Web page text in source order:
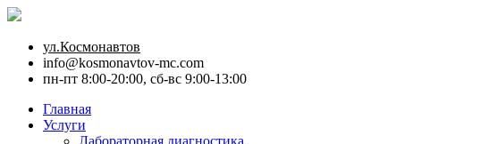
ул.Космонавтов
info@kosmonavtov-mc.com
пн-пт 8:00-20:00, сб-вс 9:00-13:00
Главная
Услуги
Лабораторная диагностика